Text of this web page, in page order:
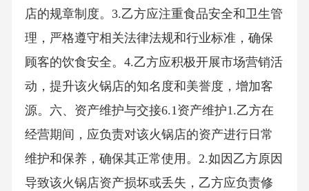
店的规章制度。3.乙方应注重食品安全和卫生管
理，严格遵守相关法律法规和行业标准，确保
顾客的饮食安全。4.乙方应积极开展市场营销活
动，提升该火锅店的知名度和美誉度，增加客
源。六、资产维护与交接6.1资产维护1.乙方在
经营期间，应负责对该火锅店的资产进行日常
维护和保养，确保其正常使用。2.如因乙方原因
导致该火锅店资产损坏或丢失，乙方应负责修